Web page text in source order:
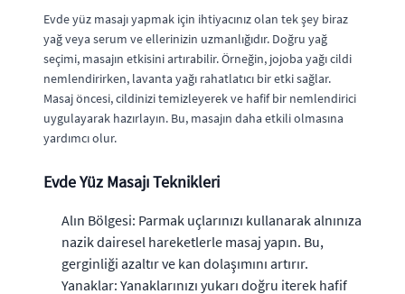
Evde yüz masajı yapmak için ihtiyacınız olan tek şey biraz
yağ veya serum ve ellerinizin uzmanlığıdır. Doğru yağ
seçimi, masajın etkisini artırabilir. Örneğin, jojoba yağı cildi
nemlendirirken, lavanta yağı rahatlatıcı bir etki sağlar.
Masaj öncesi, cildinizi temizleyerek ve hafif bir nemlendirici
uygulayarak hazırlayın. Bu, masajın daha etkili olmasına
yardımcı olur.
Evde Yüz Masajı Teknikleri
Alın Bölgesi: Parmak uçlarınızı kullanarak alnınıza
nazik dairesel hareketlerle masaj yapın. Bu,
gerginliği azaltır ve kan dolaşımını artırır.
Yanaklar: Yanaklarınızı yukarı doğru iterek hafif